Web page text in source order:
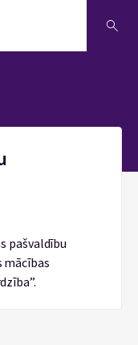
pašvaldību
mācības